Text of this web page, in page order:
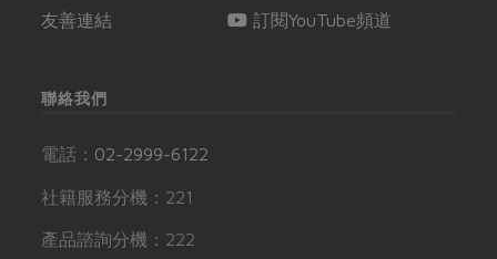
友善連結
訂閱YouTube頻道
聯絡我們
電話： 02-2999-6122
社籍服務分機：221
產品諮詢分機：222